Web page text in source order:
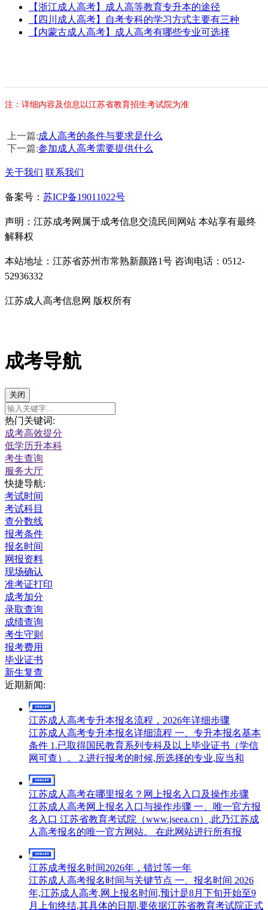
【浙江成人高考】成人高等教育专升本的途径
【四川成人高考】自考专科的学习方式主要有三种
【内蒙古成人高考】成人高考有哪些专业可选择
注：详细内容及信息以江苏省教育招生考试院为准
上一篇:成人高考的条件与要求是什么
下一篇:参加成人高考需要提供什么
关于我们 联系我们
备案号： 苏ICP备19011022号
声明：江苏成考网属于成考信息交流民间网站 本站享有最终
解释权
本站地址：江苏省苏州市常熟新颜路1号 咨询电话：0512-
52936332
江苏成人高考信息网 版权所有
成考导航
关闭
热门关键词:
成考高效提分
低学历升本科
考生查询
服务大厅
快捷导航:
考试时间
考试科目
查分数线
报考条件
报名时间
网报资料
现场确认
准考证打印
成考加分
录取查询
成绩查询
考生守则
报考费用
毕业证书
新生复查
近期新闻:
江苏成人高考专升本报名流程，2026年详细步骤
江苏成人高考专升本报名详细流程 一、专升本报名基本
条件 1.已取得国民教育系列专科及以上毕业证书（学信
网可查）。 2.进行报考的时候,所选择的专业,应当和
江苏成人高考在哪里报名？网上报名入口及操作步骤
江苏成人高考网上报名入口与操作步骤 一、唯一官方报
名入口 江苏省教育考试院（www.jseea.cn）,此乃江苏成
人高考报名的唯一官方网站。 在此网站进行所有报
江苏成考报名时间2026年，错过等一年
江苏成人高考报名时间与关键节点 一、报名时间 2026
年,江苏成人高考,网上报名时间,预计是8月下旬开始至9
月上旬终结,其具体的日期,要依据江苏省教育考试院正式